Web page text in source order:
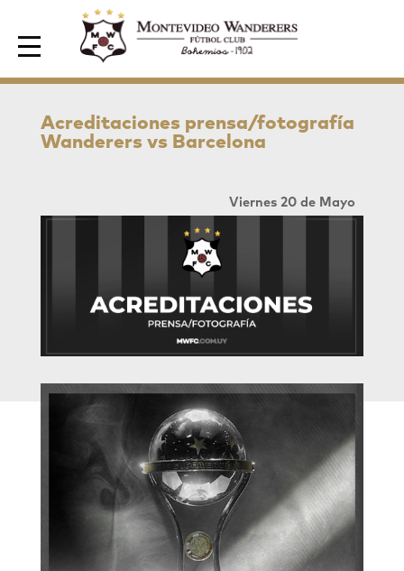
Area de Socios
Acreditaciones prensa/fotografía
Wanderers vs Barcelona
Viernes 20 de Mayo